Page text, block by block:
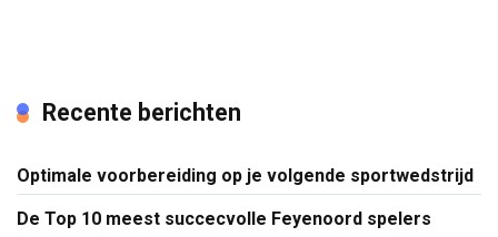
Recente berichten
Optimale voorbereiding op je volgende sportwedstrijd
De Top 10 meest succecvolle Feyenoord spelers